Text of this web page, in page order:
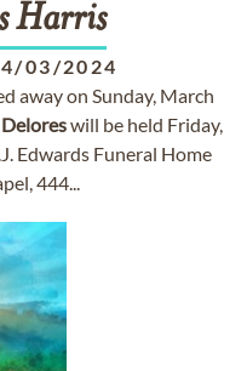
Harris
03/2024
away on Sunday, March
Deloreswill be held Friday,
Edwards Funeral Home
444...